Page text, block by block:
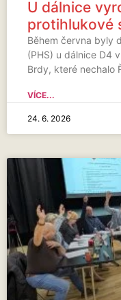
U dálnice
protihlukové
Během června byly
(PHS) u dálnice D4
Brdy, které nechalo
VÍCE...
24. 6. 2026